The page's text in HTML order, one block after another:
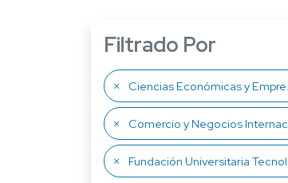
Filtrado Por
Ciencias Económicas y Empresariales
Comercio y Negocios Internacionales
Fundación Universitaria Tecnológico Comfenalco